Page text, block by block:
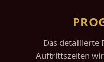
Das detaillierte
Auftrittszeiten